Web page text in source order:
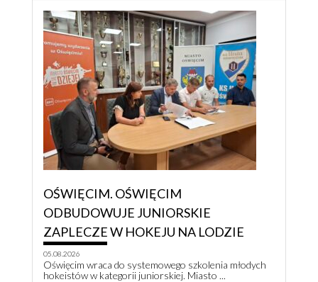
OŚWIĘCIM. OŚWIĘCIM
ODBUDOWUJE JUNIORSKIE
ZAPLECZE W HOKEJU NA LODZIE
05.08.2026
Oświęcim wraca do systemowego szkolenia młodych
hokeistów w kategorii juniorskiej. Miasto ...